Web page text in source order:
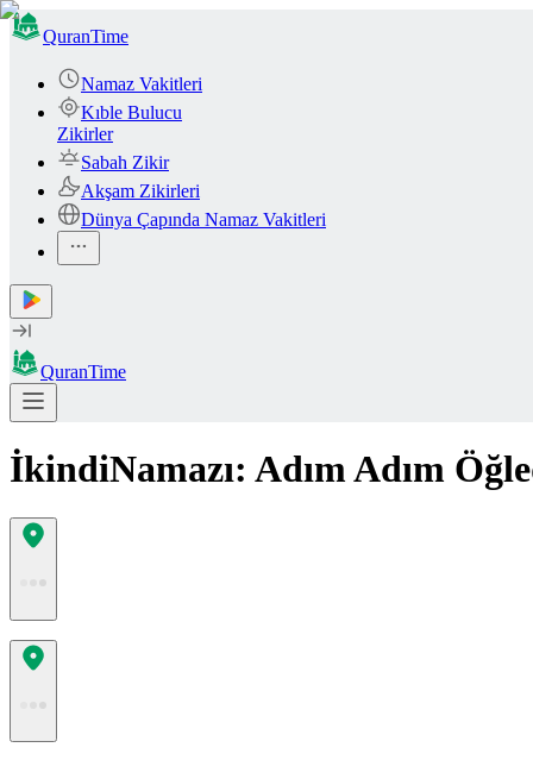
QuranTime
Namaz Vakitleri
Kıble Bulucu
Zikirler
Sabah Zikir
Akşam Zikirleri
Dünya Çapında Namaz Vakitleri
QuranTime
İkindiNamazı: Adım Adım